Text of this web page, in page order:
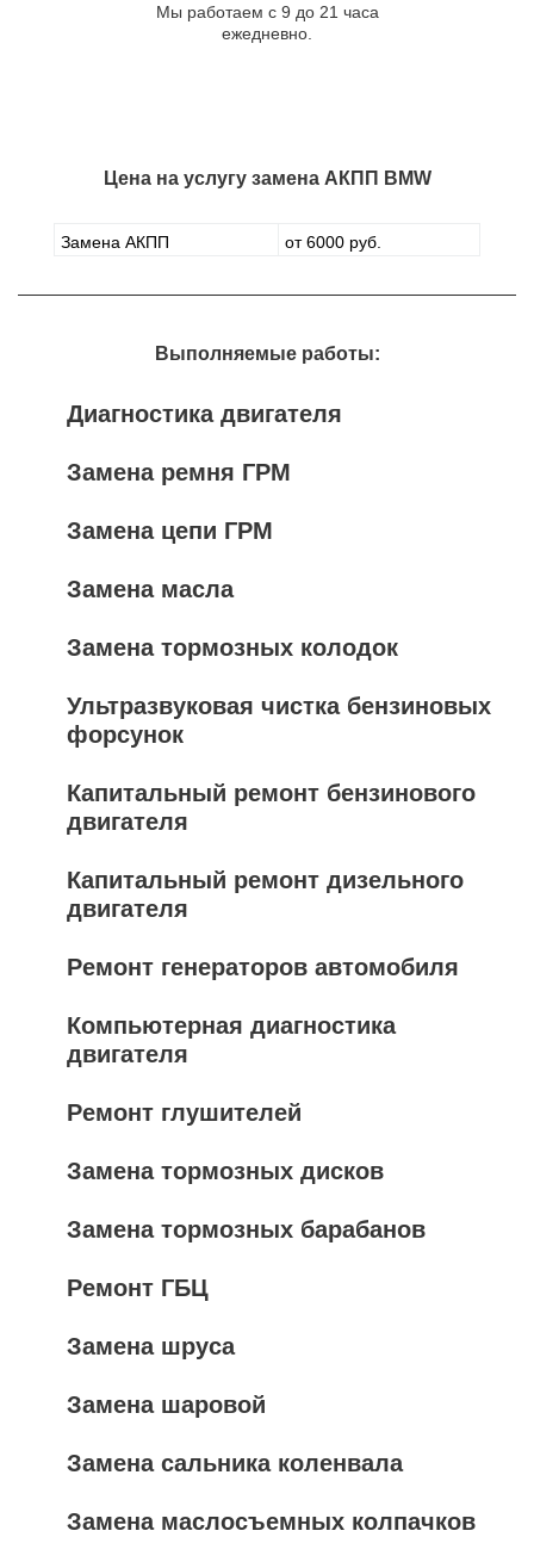
Мы работаем с 9 до 21 часа
ежедневно.
Цена на услугу замена АКПП BMW
Замена АКПП от 6000 руб.
Выполняемые работы:
Диагностика двигателя
Замена ремня ГРМ
Замена цепи ГРМ
Замена масла
Замена тормозных колодок
Ультразвуковая чистка бензиновых
форсунок
Капитальный ремонт бензинового
двигателя
Капитальный ремонт дизельного
двигателя
Ремонт генераторов автомобиля
Компьютерная диагностика
двигателя
Ремонт глушителей
Замена тормозных дисков
Замена тормозных барабанов
Ремонт ГБЦ
Замена шруса
Замена шаровой
Замена сальника коленвала
Замена маслосъемных колпачков